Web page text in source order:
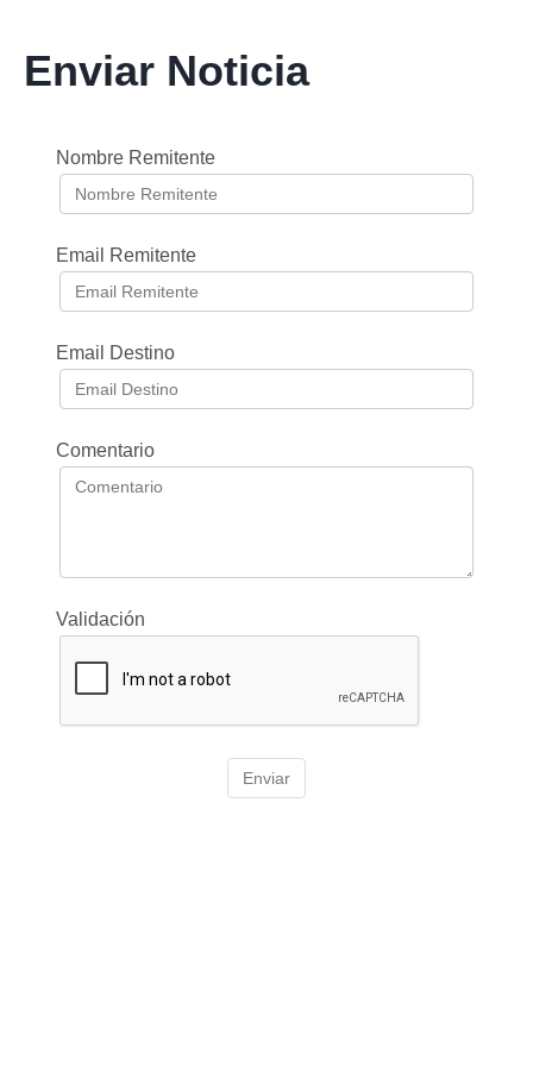
Enviar Noticia
Nombre Remitente
Email Remitente
Email Destino
Comentario
Validación